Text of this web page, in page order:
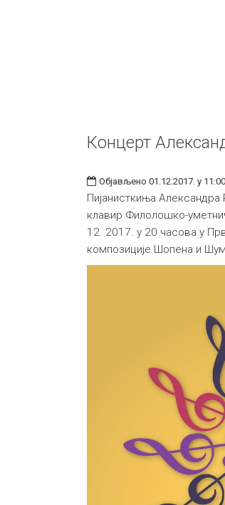
Концерт
Објављено 01.12.2017. у 11:00
Пијанисткиња
клавир Филолошко-
12. 2017. у 20 часова у
композиције Шопена и